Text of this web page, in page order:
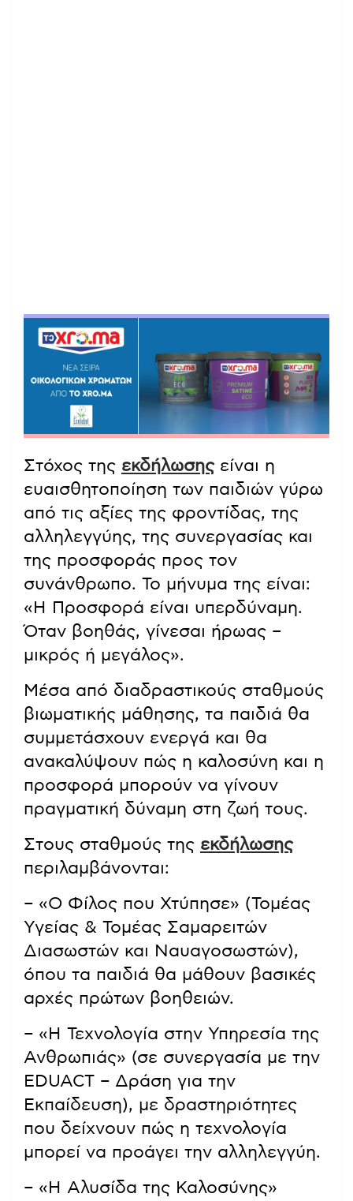
Στόχος της εκδήλωσηςείναι η
ευαισθητοποίηση των παιδιών γύρω
από τις αξίες της φροντίδας, της
αλληλεγγύης, της συνεργασίας και
της προσφοράς προς τον
συνάνθρωπο. Το μήνυμα της είναι:
«Η Προσφορά είναι υπερδύναμη.
Όταν βοηθάς, γίνεσαι ήρωας –
μικρός ή μεγάλος».
Μέσα από διαδραστικούς σταθμούς
βιωματικής μάθησης, τα παιδιά θα
συμμετάσχουν ενεργά και θα
ανακαλύψουν πώς η καλοσύνη και η
προσφορά μπορούν να γίνουν
πραγματική δύναμη στη ζωή τους.
Στους σταθμούς της εκδήλωσης
περιλαμβάνονται:
– «Ο Φίλος που Χτύπησε» (Τομέας
Υγείας & Τομέας Σαμαρειτών
Διασωστών και Ναυαγοσωστών),
όπου τα παιδιά θα μάθουν βασικές
αρχές πρώτων βοηθειών.
– «Η Τεχνολογία στην Υπηρεσία της
Ανθρωπιάς» (σε συνεργασία με την
EDUACT – Δράση για την
Εκπαίδευση), με δραστηριότητες
που δείχνουν πώς η τεχνολογία
μπορεί να προάγει την αλληλεγγύη.
– «Η Αλυσίδα της Καλοσύνης»